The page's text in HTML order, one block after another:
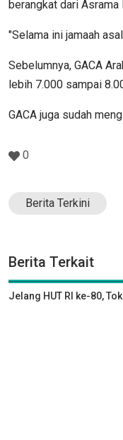
berangkat dari Asrama
"Selama ini jamaah
Sebelumnya, GACA
lebih 7.000 sampai
GACA juga sudah
0
Berita Terkini
Berita Terkait
Jelang HUT RI ke-80,